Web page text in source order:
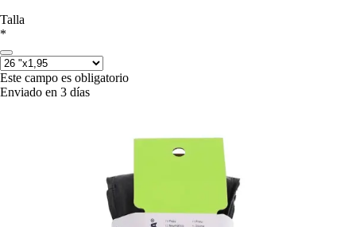
Talla
*
Este campo es obligatorio
Enviado en 3 días